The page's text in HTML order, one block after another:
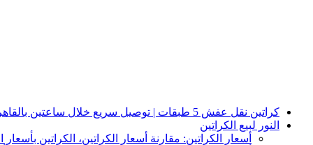
كراتين نقل عفش 5 طبقات | توصيل سريع خلال ساعتين بالقاهرة والجيزة | النور لبيع الكراتين
النور لبيع الكراتين
أسعار الكراتين: مقارنة أسعار الكراتين، الكراتين بأسعار